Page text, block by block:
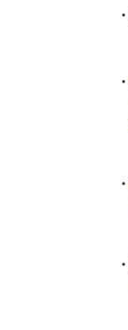
・
・
・
・